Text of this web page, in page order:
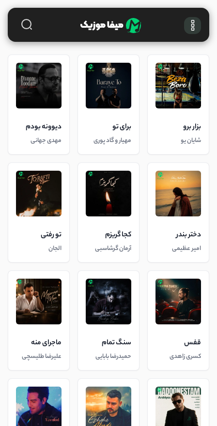
بزار برو
شایان یو
برای تو
مهیار و گاد پوری
دیوونه بودم
مهدی جهانی
دختر بندر
امیر عظیمی
کجا گریزم
آرمان گرشاسبی
تو رفتی
الجان
قفس
کسری زاهدی
سنگ تمام
حمیدرضا بابایی
ماجرای منه
علیرضا طلیسچی